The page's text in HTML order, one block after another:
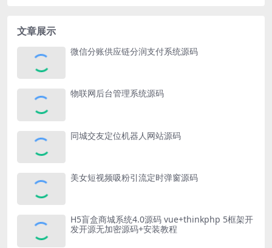
文章展示
微信分账供应链分润支付系统源码
物联网后台管理系统源码
同城交友定位机器人网站源码
美女短视频吸粉引流定时弹窗源码
H5盲盒商城系统4.0源码 vue+thinkphp 5框架开
发开源无加密源码+安装教程